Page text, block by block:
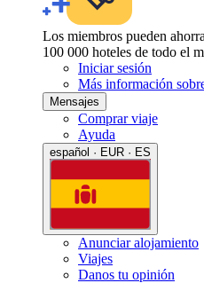
Los miembros pueden
100 000 hoteles de todo el
Iniciar sesión
Más información
Mensajes
Comprar viaje
Ayuda
español · EUR · ES
Anunciar alojamiento
Viajes
Danos tu opinión